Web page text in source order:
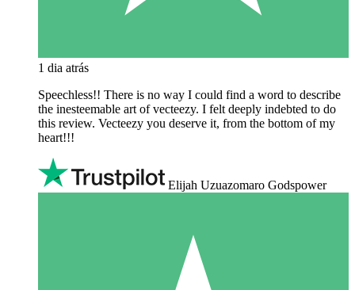
1 dia atrás
Speechless!! There is no way I could find a word to describe
the inesteemable art of vecteezy. I felt deeply indebted to do
this review. Vecteezy you deserve it, from the bottom of my
heart!!!
Elijah Uzuazomaro Godspower